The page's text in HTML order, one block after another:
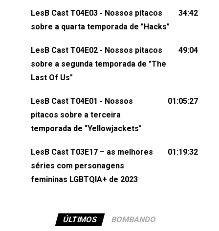
comentários, perguntas ou qualquer outra coisa,
nos envie uma mensagem pelas redes sociais ou
esqueça de visitar nosso site e também redes
sociais:Twitter: ⁠⁠⁠⁠@lesbout_br⁠⁠⁠⁠ Instagram: ⁠⁠⁠⁠@lesbout_br⁠⁠⁠⁠
(⁠⁠⁠⁠⁠⁠@KarolenPassos⁠⁠⁠⁠⁠⁠)Participação de Bruna Fentanes
(⁠⁠⁠⁠@brunarfentanes⁠⁠⁠⁠) e Pollyelly FlorêncioEdição de
Naiady Machado
LesB Cast T04E03 - Nossos pitacos
sobre a quarta temporada de "Hacks"
34:42
LesB Cast T04E02 - Nossos pitacos
sobre a segunda temporada de "The
Last Of Us"
49:04
LesB Cast T04E01 - Nossos
pitacos sobre a terceira
temporada de "Yellowjackets"
01:05:27
LesB Cast T03E17 – as melhores
séries com personagens
femininas LGBTQIA+ de 2023
01:19:32
ÚLTIMOS BOMBANDO